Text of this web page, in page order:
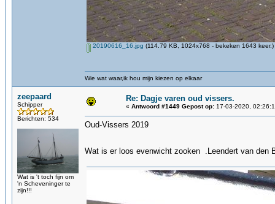
20190616_16.jpg (114.79 KB, 1024x768 - bekeken 1643 keer.)
Wie wat waar,ik hou mijn kiezen op elkaar
zeepaard
Schipper
Berichten: 534
Wat is 't toch fijn om
'n Scheveninger te
zijn!!!
Re: Dagje varen oud vissers.
« Antwoord #1449 Gepost op: 17-03-2020,
Oud-Vissers 2019
Wat is er loos evenwicht zooken .Leendert van den